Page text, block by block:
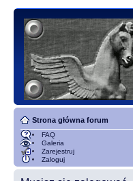
Strona główna forum
FAQ
Galeria
Zarejestruj
Zaloguj